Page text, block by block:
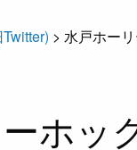
> 水戸ホー
ホッ